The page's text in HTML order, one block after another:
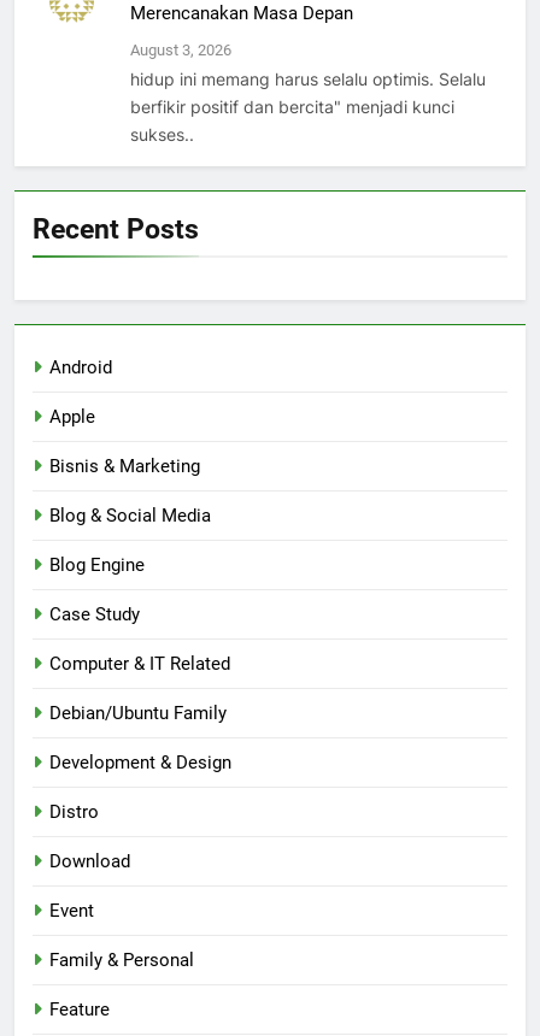
Merencanakan Masa Depan
August 3, 2026
hidup ini memang harus selalu optimis. Selalu
berfikir positif dan bercita" menjadi kunci
sukses..
Recent Posts
Android
Apple
Bisnis & Marketing
Blog & Social Media
Blog Engine
Case Study
Computer & IT Related
Debian/Ubuntu Family
Development & Design
Distro
Download
Event
Family & Personal
Feature